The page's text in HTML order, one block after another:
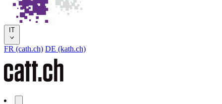
IT
FR (cath.ch) DE (kath.ch)